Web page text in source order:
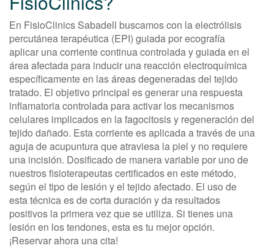
En FisioClinics Sabadell buscamos con la electrólisis
percutánea terapéutica (EPI) guiada por ecografía
aplicar una corriente continua controlada y guiada en el
área afectada para inducir una reacción electroquímica
específicamente en las áreas degeneradas del tejido
tratado. El objetivo principal es generar una respuesta
inflamatoria controlada para activar los mecanismos
celulares implicados en la fagocitosis y regeneración del
tejido dañado. Esta corriente es aplicada a través de una
aguja de acupuntura que atraviesa la piel y no requiere
una incisión. Dosificado de manera variable por uno de
nuestros fisioterapeutas certificados en este método,
según el tipo de lesión y el tejido afectado. El uso de
esta técnica es de corta duración y da resultados
positivos la primera vez que se utiliza. Si tienes una
lesión en los tendones, esta es tu mejor opción.
¡Reservar ahora una cita!